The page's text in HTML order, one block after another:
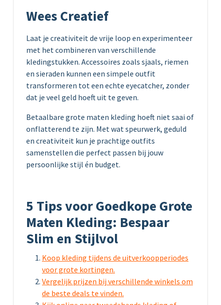
Wees Creatief
Laat je creativiteit de vrije loop en experimenteer
met het combineren van verschillende
kledingstukken. Accessoires zoals sjaals, riemen
en sieraden kunnen een simpele outfit
transformeren tot een echte eyecatcher, zonder
dat je veel geld hoeft uit te geven.
Betaalbare grote maten kleding hoeft niet saai of
onflatterend te zijn. Met wat speurwerk, geduld
en creativiteit kun je prachtige outfits
samenstellen die perfect passen bij jouw
persoonlijke stijl én budget.
5 Tips voor Goedkope Grote
Maten Kleding: Bespaar
Slim en Stijlvol
Koop kleding tijdens de uitverkoopperiodes
voor grote kortingen.
Vergelijk prijzen bij verschillende winkels om
de beste deals te vinden.